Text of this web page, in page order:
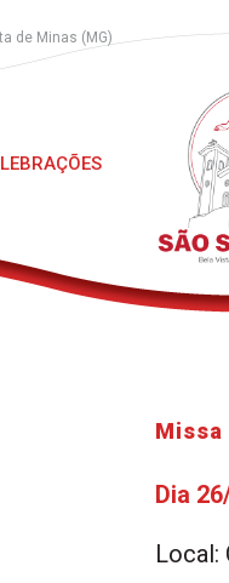
de Minas (MG)
Missa
Dia
Local: